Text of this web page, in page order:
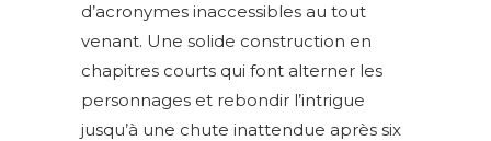
d’acronymes inaccessibles au tout
venant. Une solide construction en
chapitres courts qui font alterner les
personnages et rebondir l’intrigue
jusqu’à une chute inattendue après six